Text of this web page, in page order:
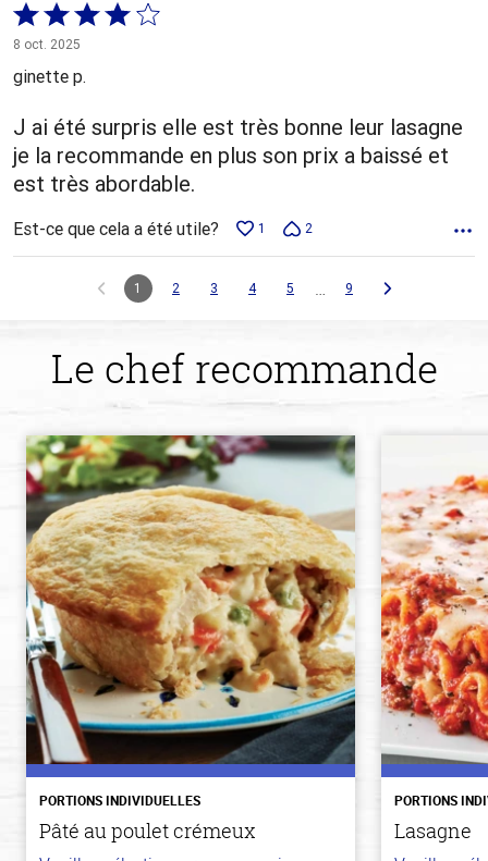
Coté
4 sur
8 oct. 2025
ginette p.
J ai été surpris elle est très bonne leur lasagne
je la recommande en plus son prix a baissé et
est très abordable.
Est-ce que cela a été utile? 1 2
1 2 3 4 5 … 9
Le chef recommande
PORTIONS INDIVIDUELLES
Pâté au poulet crémeux
PORTIONS
Lasagne